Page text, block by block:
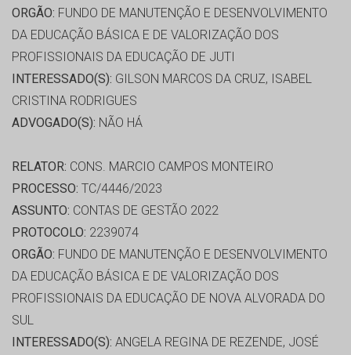
ORGÃO: FUNDO DE MANUTENÇÃO E DESENVOLVIMENTO
DA EDUCAÇÃO BÁSICA E DE VALORIZAÇÃO DOS
PROFISSIONAIS DA EDUCAÇÃO DE JUTI
INTERESSADO(S): GILSON MARCOS DA CRUZ, ISABEL
CRISTINA RODRIGUES
ADVOGADO(S): NÃO HÁ
RELATOR: CONS. MARCIO CAMPOS MONTEIRO
PROCESSO: TC/4446/2023
ASSUNTO: CONTAS DE GESTÃO 2022
PROTOCOLO: 2239074
ORGÃO: FUNDO DE MANUTENÇÃO E DESENVOLVIMENTO
DA EDUCAÇÃO BÁSICA E DE VALORIZAÇÃO DOS
PROFISSIONAIS DA EDUCAÇÃO DE NOVA ALVORADA DO
SUL
INTERESSADO(S): ANGELA REGINA DE REZENDE, JOSÉ